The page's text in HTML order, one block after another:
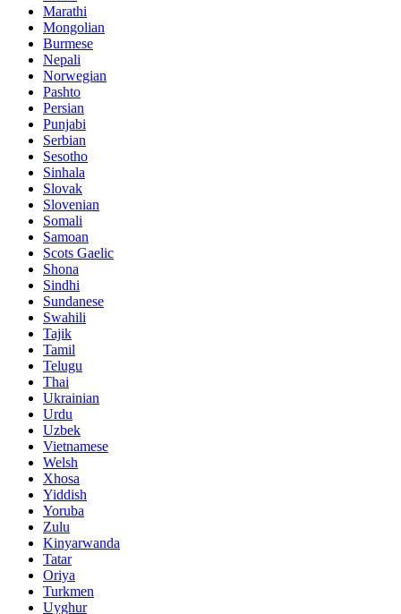
Marathi
Mongolian
Burmese
Nepali
Norwegian
Pashto
Persian
Punjabi
Serbian
Sesotho
Sinhala
Slovak
Slovenian
Somali
Samoan
Scots Gaelic
Shona
Sindhi
Sundanese
Swahili
Tajik
Tamil
Telugu
Thai
Ukrainian
Urdu
Uzbek
Vietnamese
Welsh
Xhosa
Yiddish
Yoruba
Zulu
Kinyarwanda
Tatar
Oriya
Turkmen
Uyghur